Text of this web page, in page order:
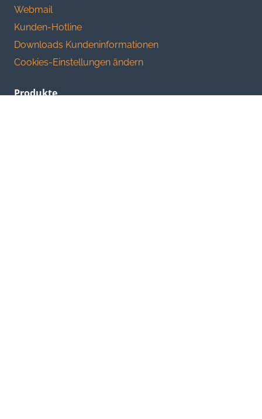
Webmail
Kunden-Hotline
Downloads Kundeninformationen
Cookies-Einstellungen ändern
Produkte